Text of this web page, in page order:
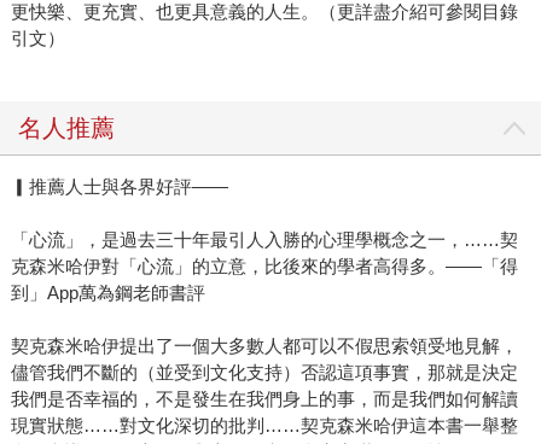
更快樂、更充實、也更具意義的人生。（更詳盡介紹可參閱目錄
引文）
名人推薦
▎推薦人士與各界好評——
「心流」，是過去三十年最引人入勝的心理學概念之一，……契
克森米哈伊對「心流」的立意，比後來的學者高得多。——「得
到」App萬為鋼老師書評
契克森米哈伊提出了一個大多數人都可以不假思索領受地見解，
儘管我們不斷的（並受到文化支持）否認這項事實，那就是決定
我們是否幸福的，不是發生在我們身上的事，而是我們如何解讀
現實狀態……對文化深切的批判……契克森米哈伊這本書一舉整